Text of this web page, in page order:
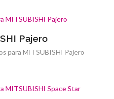
Pajero
para MITSUBISHI Pajero